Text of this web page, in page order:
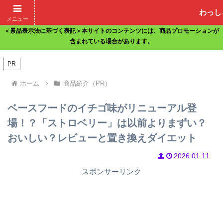
ホーム お問い合わせ
＜景品表示法に基づく表記＞本サイトのコンテンツには、商品プロモーションが
含まれている場合があります。
PR
ホーム 商品紹介（PR）
ベースフードのイチゴ味がリニューアル登
場！？「ストロベリー」は以前よりまずい？
おいしい？レビューと置き換えダイエット
2026.01.11
スポンサーリンク
メニュー
わっ